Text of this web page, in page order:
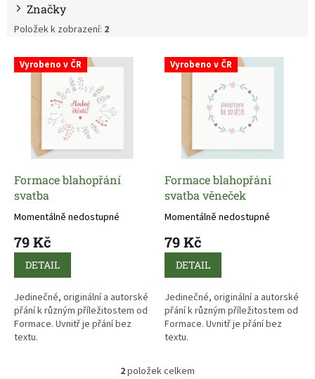
Značky
Položek k zobrazení: 2
V
ý
d
u
k
ů
Vyrobeno v ČR
Formace blahopřání
svatba
Momentálně nedostupné
79 Kč
DETAIL
Jedinečné, originální a autorské
přání k různým příležitostem od
Formace. Uvnitř je přání bez
textu.
Barva přání je krémová, obálka
Vyrobeno v ČR
Formace blahopřání
svatba věneček
Momentálně nedostupné
79 Kč
DETAIL
Jedinečné, originální a autorské
přání k různým příležitostem od
Formace. Uvnitř je přání bez
textu.
Barva přání je krémová, obálka
2položek celkem